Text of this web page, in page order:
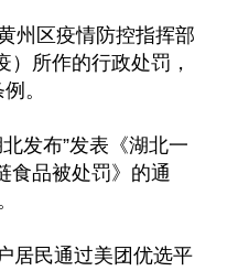
州区疫情防控指挥部
所作的行政处罚，
。
发布”发表《湖北一
食品被处罚》的通
居民通过美团优选平